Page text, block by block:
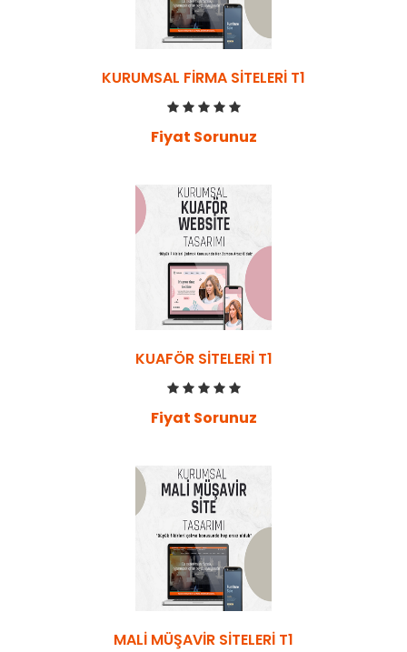
KURUMSAL FIRMA SITELERI T1
Fiyat Sorunuz
KUAFÖR SITELERI T1
Fiyat Sorunuz
MALI MÜŞAVIR SITELERI T1